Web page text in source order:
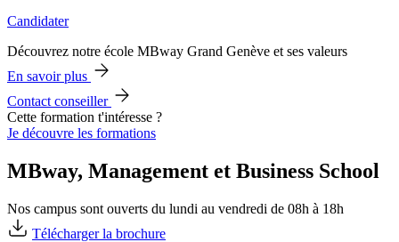
Candidater
Découvrez notre école MBway Grand Genève et ses valeurs
En savoir plus
Contact conseiller
Cette formation t'intéresse ?
Je découvre les formations
MBway, Management et Business School
Nos campus sont ouverts du lundi au vendredi de 08h à 18h
Télécharger la brochure